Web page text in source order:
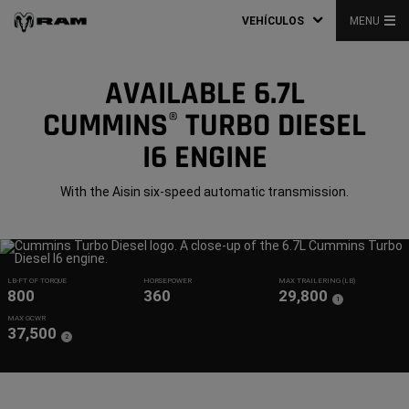
VEHÍCULOS MENU
AVAILABLE 6.7L
CUMMINS® TURBO DIESEL
I6 ENGINE
With the Aisin six-speed automatic transmission.
LB-FT OF TORQUE
800
HORSEPOWER
360
MAX TRAILERING (LB)
29,800
(
Disclosure
1 )
MAX GCWR
37,500
(
Disclosure
2)